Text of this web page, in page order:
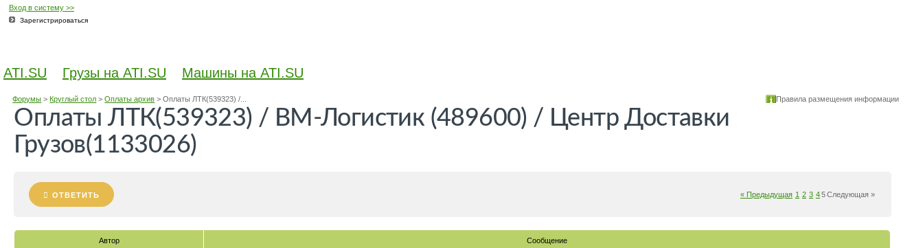
Вход в систему >>
Зарегистрироваться
ATI.SU Грузы на ATI.SU Машины на ATI.SU
Форумы >Круглый стол >Оплаты архив >Оплаты ЛТК(539323) /... Правила размещения информации
Оплаты ЛТК(539323) / ВМ-Логистик (489600) / Центр Доставки
Грузов(1133026)
ОТВЕТИТЬ « Предыдущая 1 2 3 45Следующая »
Автор Сообщение